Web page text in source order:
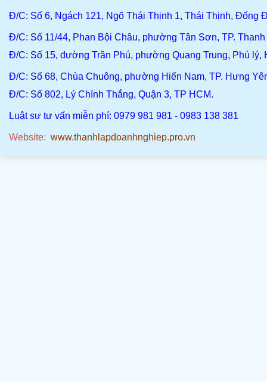
Đ/C: Số 6, Ngách 121, Ngõ Thái Thịnh 1, Thái Thịnh, Đống
Đ/C: Số 11/44, Phan Bội Châu, phường Tân Sơn, TP.
Đ/C: Số 15, đường Trần Phú, phường Quang Trung, Phú lý,
Đ/C: Số 68, Chùa Chuông, phường Hiến Nam, TP. Hưng
Đ/C: Số 802, Lý Chính Thắng, Quận 3, TP HCM.
Luật sư tư vấn miễn phí: 0979 981 981 - 0983 138 381
Website: www.thanhlapdoanhnghiep.pro.vn